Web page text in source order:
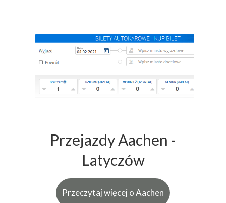
Przeczytaj więcej o Aachen
Przejazdy Aachen -
Latyczów